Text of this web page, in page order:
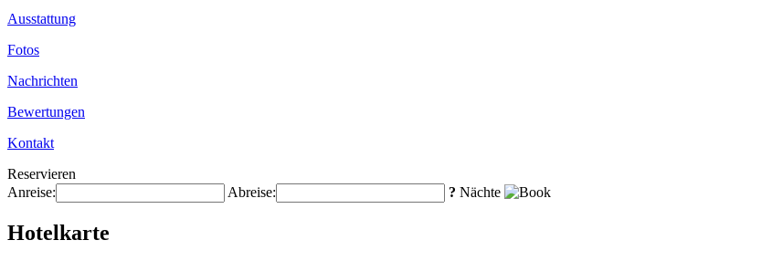
Ausstattung
Fotos
Nachrichten
Bewertungen
Kontakt
Reservieren
Anreise:
Abreise: ? Nächte
Hotelkarte